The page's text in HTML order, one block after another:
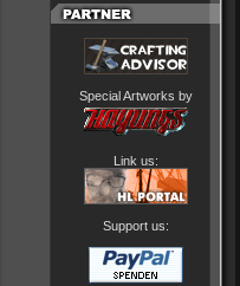
Special Artworks by
Link us:
Support us: